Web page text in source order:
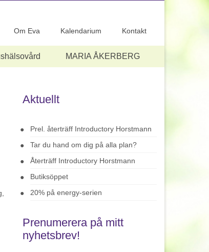
Om Eva Kalendarium Kontakt
MARIA ÅKERBERG
Aktuellt
Prel. återträff Introductory Horstmann
Tar du hand om dig på alla plan?
Återträff Introductory Horstmann
Butiksöppet
20% på energy-serien
Prenumerera på mitt
nyhetsbrev!